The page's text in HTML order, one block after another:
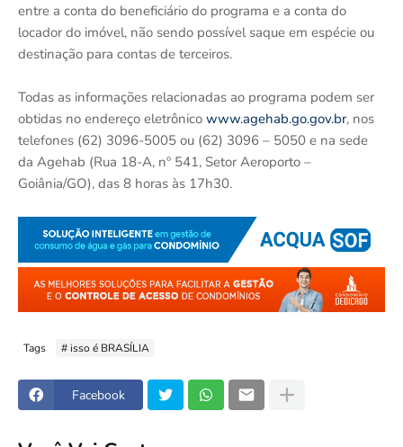
entre a conta do beneficiário do programa e a conta do
locador do imóvel, não sendo possível saque em espécie ou
destinação para contas de terceiros.
Todas as informações relacionadas ao programa podem ser
obtidas no endereço eletrônico www.agehab.go.gov.br, nos
telefones (62) 3096-5005 ou (62) 3096 – 5050 e na sede
da Agehab (Rua 18-A, nº 541, Setor Aeroporto –
Goiânia/GO), das 8 horas às 17h30.
Tags # isso é BRASÍLIA
Facebook